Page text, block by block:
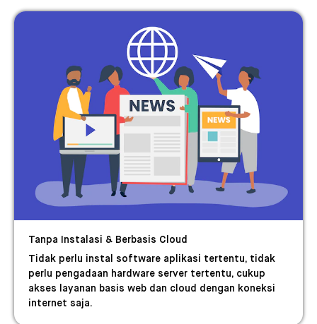
Tanpa Instalasi & Berbasis Cloud
Tidak perlu instal software aplikasi tertentu, tidak
perlu pengadaan hardware server tertentu, cukup
akses layanan basis web dan cloud dengan koneksi
internet saja.